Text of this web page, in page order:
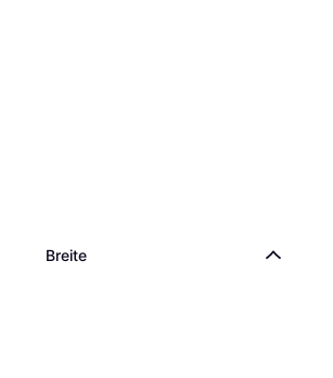
Breite